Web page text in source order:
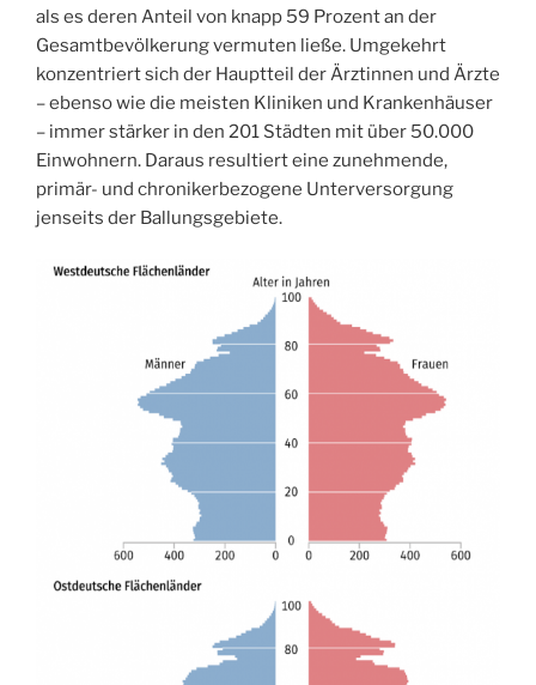
als es deren Anteil von knapp 59 Prozent an der
Gesamtbevölkerung vermuten ließe. Umgekehrt
konzentriert sich der Hauptteil der Ärztinnen und Ärzte
– ebenso wie die meisten Kliniken und Krankenhäuser
– immer stärker in den 201 Städten mit über 50.000
Einwohnern. Daraus resultiert eine zunehmende,
primär- und chronikerbezogene Unterversorgung
jenseits der Ballungsgebiete.